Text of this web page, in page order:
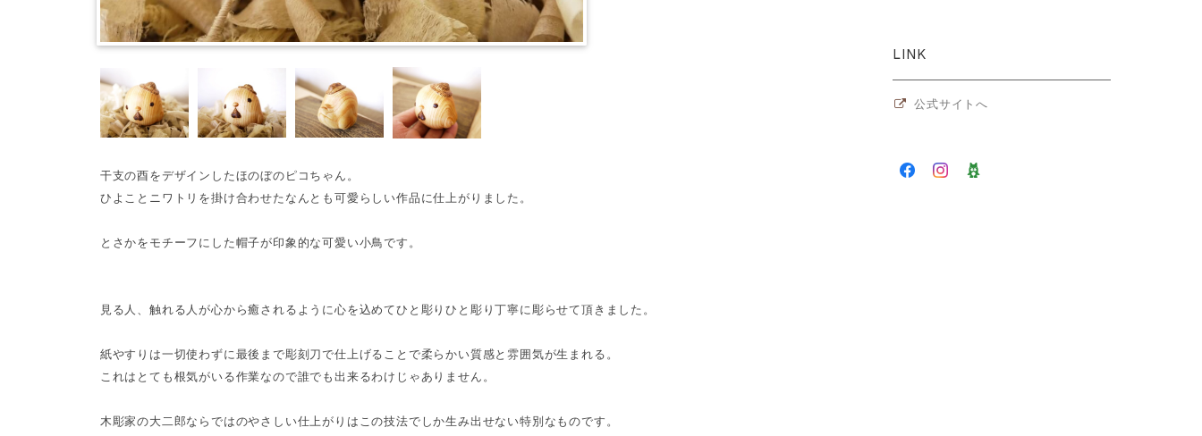
干支の酉をデザインしたほのぼのピコちゃん。
ひよことニワトリを掛け合わせたなんとも可愛らしい作品に仕上がりました。
とさかをモチーフにした帽子が印象的な可愛い小鳥です。
見る人、触れる人が心から癒されるように心を込めてひと彫りひと彫り丁寧に彫らせて頂きました。
紙やすりは一切使わずに最後まで彫刻刀で仕上げることで柔らかい質感と雰囲気が生まれる。
これはとても根気がいる作業なので誰でも出来るわけじゃありません。
木彫家の大二郎ならではのやさしい仕上がりはこの技法でしか生み出せない特別なものです。
LINK
公式サイトへ